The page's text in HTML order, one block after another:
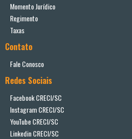
Momento Jurídico
Regimento
Taxas
Contato
Fale Conosco
Redes Sociais
Facebook CRECI/SC
Instagram CRECI/SC
YouTube CRECI/SC
Linkedin CRECI/SC